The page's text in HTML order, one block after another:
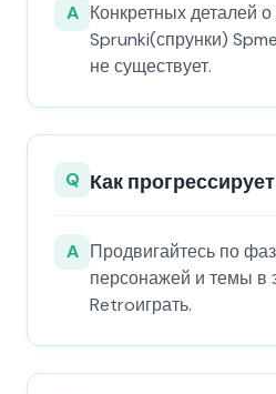
A Конкретных деталей
Sprunki(спрунки)
не существует.
Q Как
A Продвигайтесь по
персонажей и темы в
Retroиграть.